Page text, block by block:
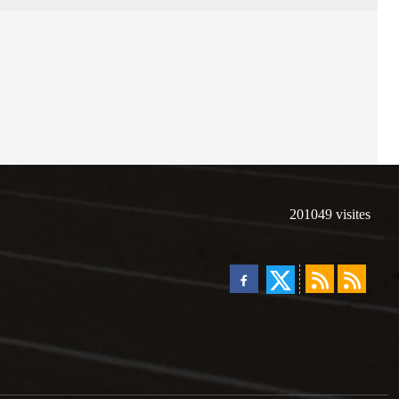
201049 visites